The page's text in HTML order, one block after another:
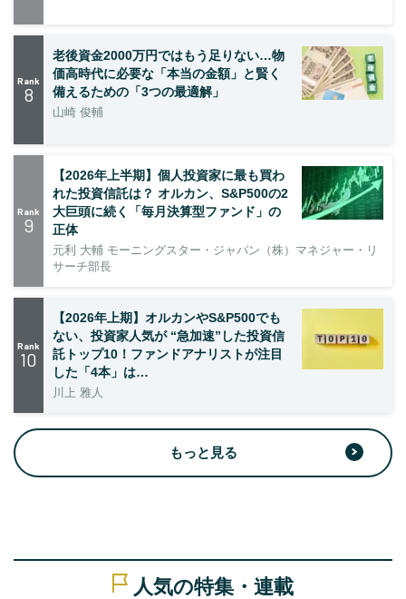
Rank
8
老後資金2000万円ではもう足りない…物
価高時代に必要な「本当の金額」と賢く
備えるための「3つの最適解」
山崎 俊輔
Rank
9
【2026年上半期】個人投資家に最も買わ
れた投資信託は？ オルカン、S&P500の2
大巨頭に続く「毎月決算型ファンド」の
正体
元利 大輔 モーニングスター・ジャパン（株）マネジャー・リ
サーチ部長
Rank
10
【2026年上期】オルカンやS&P500でも
ない、投資家人気が “急加速”した投資信
託トップ10！ファンドアナリストが注目
した「4本」は…
川上 雅人
もっと見る
人気の特集・連載